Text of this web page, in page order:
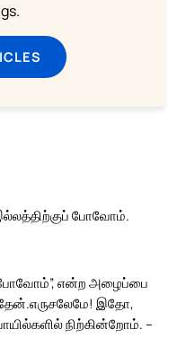
போவோம்.
என்ற அழைப்பை
எருசலேமே! இதோ,
நிற்கின்றோம். –